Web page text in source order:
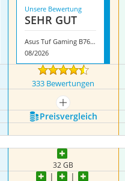
Unsere Bewertung
SEHR GUT
Asus Tuf Gaming B760-Plus
08/2026
333 Bewertungen
mehr anzeigen
Preis­vergleich
32 GB